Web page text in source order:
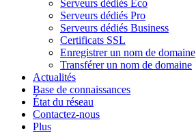
Serveurs dédiés Eco
Serveurs dédiés Pro
Serveurs dédiés Business
Certificats SSL
Enregistrer un nom de domaine
Transférer un nom de domaine
Actualités
Base de connaissances
État du réseau
Contactez-nous
Plus